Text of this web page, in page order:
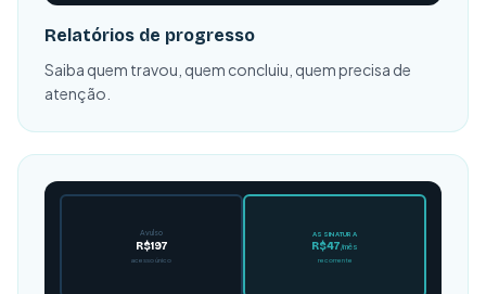
Relatórios de progresso
Saiba quem travou, quem concluiu, quem precisa de
atenção.
Avulso
R$197
acesso único
ASSINATURA
R$47/mês
recorrente